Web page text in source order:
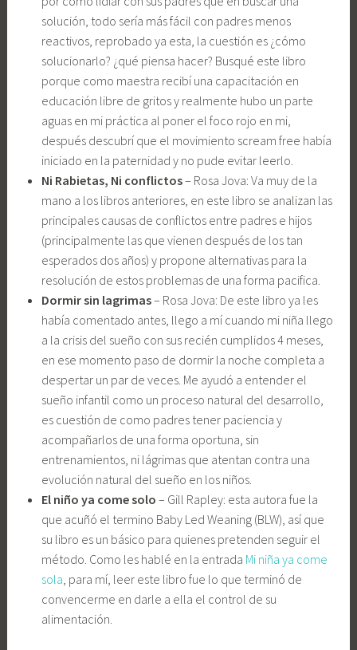
solución, todo sería más fácil con padres menos
reactivos, reprobado ya esta, la cuestión es ¿cómo
solucionarlo? ¿qué piensa hacer? Busqué este libro
porque como maestra recibí una capacitación en
educación libre de gritos y realmente hubo un parte
aguas en mi práctica al poner el foco rojo en mi,
después descubrí que el movimiento scream free había
iniciado en la paternidad y no pude evitar leerlo.
Ni Rabietas, Ni conflictos– Rosa Jova: Va muy de la
mano a los libros anteriores, en este libro se analizan las
principales causas de conflictos entre padres e hijos
(principalmente las que vienen después de los tan
esperados dos años) y propone alternativas para la
resolución de estos problemas de una forma pacifica.
Dormir sin lagrimas– Rosa Jova: De este libro ya les
había comentado antes, llego a mí cuando mi niña llego
a la crisis del sueño con sus recién cumplidos 4 meses,
en ese momento paso de dormir la noche completa a
despertar un par de veces. Me ayudó a entender el
sueño infantil como un proceso natural del desarrollo,
es cuestión de como padres tener paciencia y
acompañarlos de una forma oportuna, sin
entrenamientos, ni lágrimas que atentan contra una
evolución natural del sueño en los niños.
El niño ya come solo – Gill Rapley: esta autora fue la
que acuñó el termino Baby Led Weaning (BLW), así que
su libro es un básico para quienes pretenden seguir el
método. Como les hablé en la entrada Mi niña ya come
sola, para mí, leer este libro fue lo que terminó de
convencerme en darle a ella el control de su
alimentación.